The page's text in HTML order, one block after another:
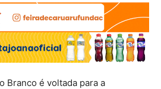
Branco é voltada para a